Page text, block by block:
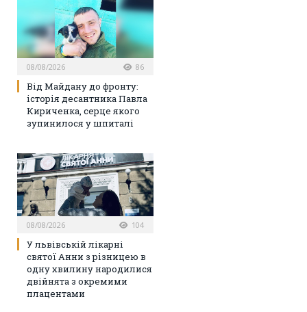
08/08/2026 86
Від Майдану до фронту:
історія десантника Павла
Кириченка, серце якого
зупинилося у шпиталі
08/08/2026 104
У львівській лікарні
святої Анни з різницею в
одну хвилину народилися
двійнята з окремими
плацентами